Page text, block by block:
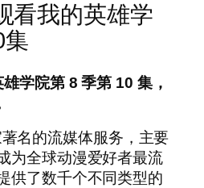
看我的英雄学
集
雄学院第 8 季第 10 集，
名的流媒体服务，主要
为全球动漫爱好者最流
供了数千个不同类型的